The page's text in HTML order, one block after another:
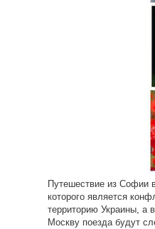
Путешествие из Софии
которого является
территорию Украины, а
Москву поезда будут